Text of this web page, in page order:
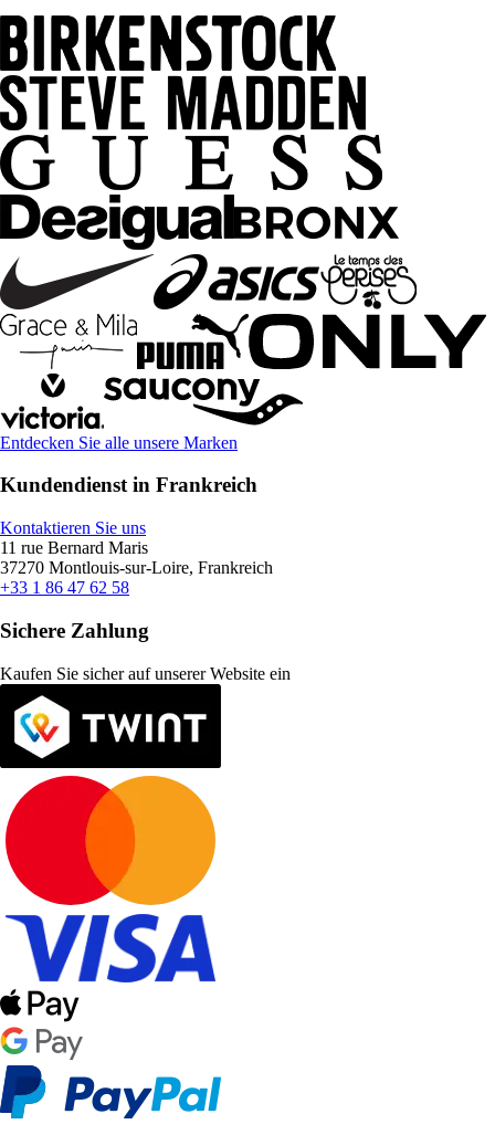
Entdecken Sie alle unsere Marken
Kundendienst in Frankreich
Kontaktieren Sie uns
11 rue Bernard Maris
37270 Montlouis-sur-Loire, Frankreich
+33 1 86 47 62 58
Sichere Zahlung
Kaufen Sie sicher auf unserer Website ein